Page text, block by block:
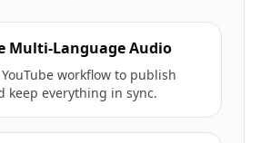
Multi-Language Audio
workflow to publish
keep everything in sync.